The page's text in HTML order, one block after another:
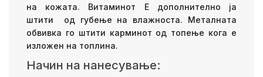
на кожата. Витаминот Е дополнително ја
штити од губење на влажноста. Металната
обвивка го штити карминот од топење кога е
изложен на топлина.
Начин на нанесување: